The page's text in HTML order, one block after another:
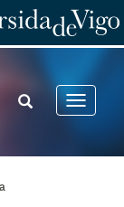
Toggle
TOGGLE
SEARCH